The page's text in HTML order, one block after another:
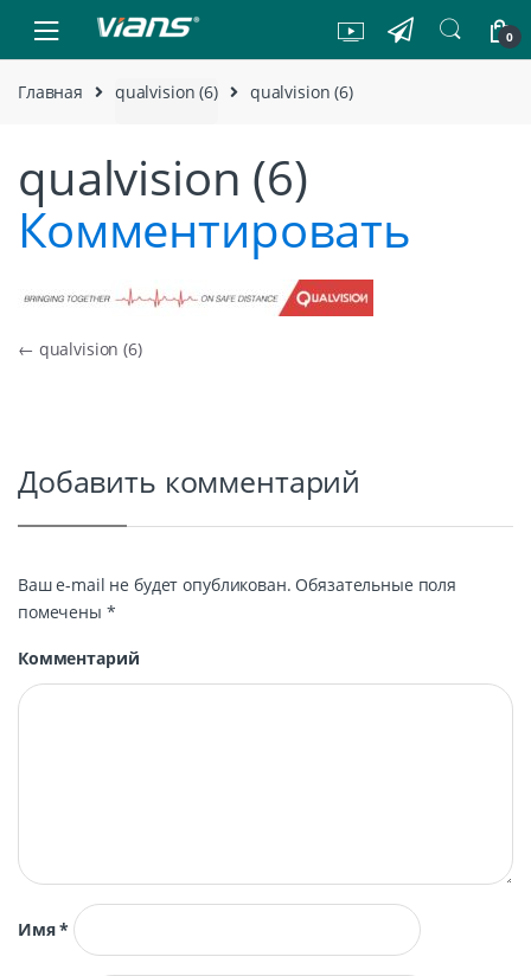
Skip to navigation
Skip to content
0
Главная qualvision (6) qualvision (6)
qualvision (6)
Комментировать
Навигация по записям
← qualvision (6)
Добавить комментарий
Ваш e-mail не будет опубликован. Обязательные поля
помечены *
Комментарий
Имя*